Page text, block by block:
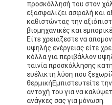
προσκόλλησή του στον
εξασφαλίζει ασφαλή και
καθιστώντας την
βιομηχανικές και
Είτε χρειάζεστε να
υψηλής ενέργειας είτε
κόλλα για περιβάλλον
ταινία προσκόλλησης
ευέλικτη λύση που
θερμικήΕμπιστευτείτε
αντοχή του για να
ανάγκες σας για μόνωση.